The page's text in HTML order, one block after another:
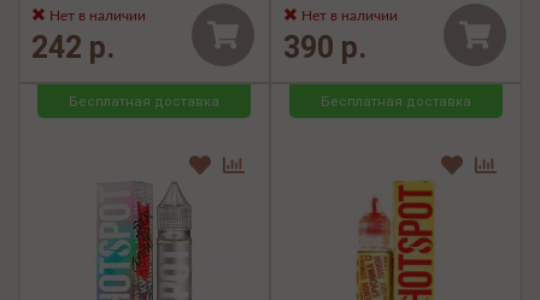
Нет в наличии
242 р.
Нет в наличии
390 р.
Бесплатная доставка Бесплатная доставка